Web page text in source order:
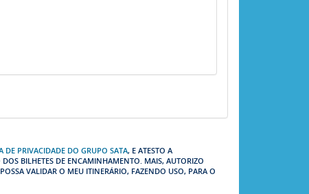
DE PRIVACIDADE DO GRUPO SATA, E ATESTO A
BILHETES DE ENCAMINHAMENTO. MAIS, AUTORIZO
VALIDAR O MEU ITINERÁRIO, FAZENDO USO, PARA O